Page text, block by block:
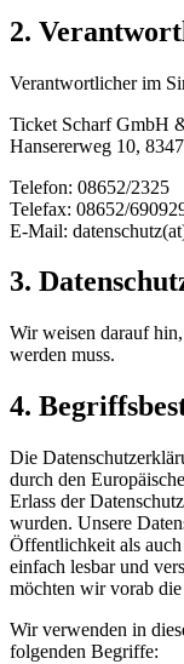
2.
Verantwortlicher im
Ticket Scharf GmbH
Hansererweg 10,
Telefon: 08652/2325
Telefax: 08652/
E-Mail:
3.
Wir weisen darauf
werden muss.
4.
Die
durch den
Erlass der
wurden. Unsere
Öffentlichkeit als
einfach lesbar und
möchten wir vorab
Wir verwenden in
folgenden Begriffe: